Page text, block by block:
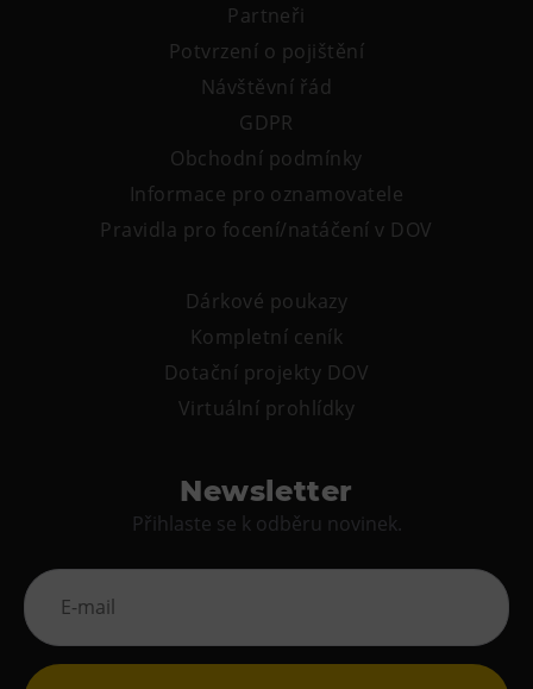
Partneři
Potvrzení o pojištění
Návštěvní řád
GDPR
Obchodní podmínky
Informace pro oznamovatele
Pravidla pro focení/natáčení v DOV
Dárkové poukazy
Kompletní ceník
Dotační projekty DOV
Virtuální prohlídky
Newsletter
Přihlaste se k odběru novinek.